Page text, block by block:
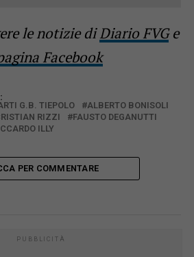
le notizie diDiario FVGe
Facebook
G.B. TIEPOLO
ALBERTO BONISOLI
RIZZI
FAUSTO DEGANUTTI
ILLY
PER COMMENTARE
PUBBLICITÀ